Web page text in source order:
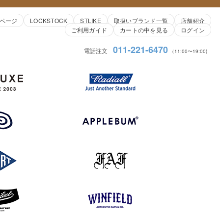
ージ LOCKSTOCK STLIKE 取扱いブランド一覧
店舗紹介
ご利用ガイド
カートの中を見る ログイン
電話注文 011-221-6470 （11:00〜19:00)